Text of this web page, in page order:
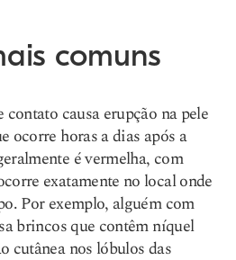
comuns
causa erupção na pele
ocorre horas a dias após a
é vermelha, com
exatamente no local onde
Por exemplo, alguém com
brincos que contêm níquel
cutânea nos lóbulos das